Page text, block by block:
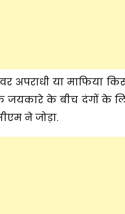
अपराधी या माफिया
जयकारे के बीच दंगों के
ने जोड़ा.